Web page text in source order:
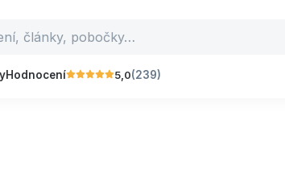
Hodnocení 5,0(239)